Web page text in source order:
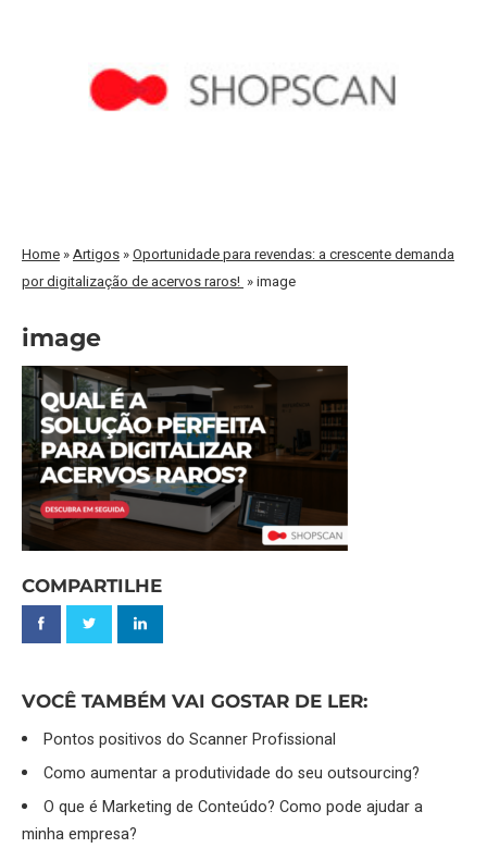
Home »Artigos »Oportunidade para revendas: a crescente demanda
por digitalização de acervos raros! »image
image
COMPARTILHE
VOCÊ TAMBÉM VAI GOSTAR DE LER:
Pontos positivos do Scanner Profissional
Como aumentar a produtividade do seu outsourcing?
O que é Marketing de Conteúdo? Como pode ajudar a
minha empresa?